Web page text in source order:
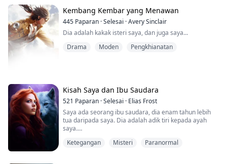
"Uh uh~ ah, hmm hmm hmm..."
Bunyi yang menggiurkan itu membuatkan Zhao Dong
naik angin.
Kembang Kembar yang Menawan
445 Paparan ·Selesai ·Avery Sinclair
Dia adalah kakak isteri saya, dan juga saya...
Drama
Moden Pengkhianatan
Kisah Saya dan Ibu Saudara
521 Paparan ·Selesai · Elias Frost
Saya ada seorang ibu saudara, dia enam tahun lebih
tua daripada saya. Dia adalah adik tiri kepada ayah
saya.
Suatu hari, kerana satu kejadian tak terduga, saya
Ketegangan Misteri Paranormal